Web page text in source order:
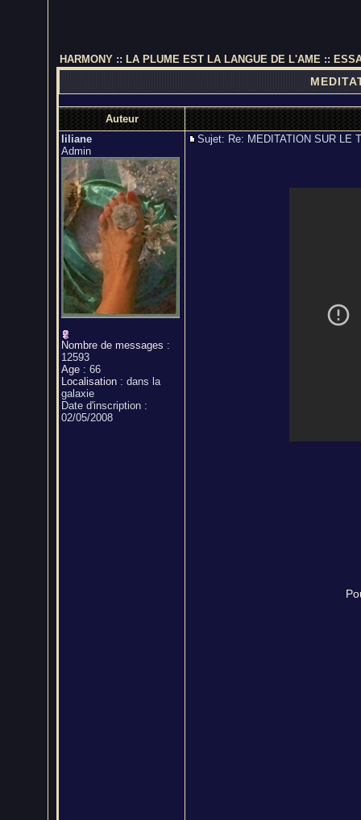
HARMONY :: LA PLUME EST LA LANGUE DE L'AME ::
Auteur
liliane
Admin
Nombre de messages :
12593
Age : 66
Localisation : dans la
galaxie
Date d'inscription :
02/05/2008
Sujet: Re: MEDITATION SUR